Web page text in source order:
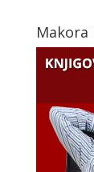
Makora